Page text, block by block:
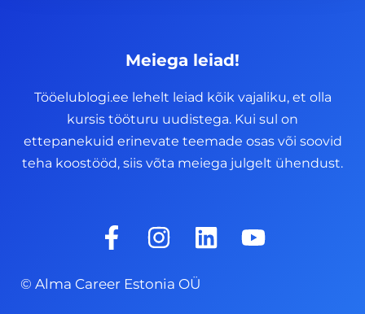
Meiega leiad!
Tööelublogi.ee lehelt leiad kõik vajaliku, et olla
kursis tööturu uudistega. Kui sul on
ettepanekuid erinevate teemade osas või soovid
teha koostööd, siis võta meiega julgelt ühendust.
F
a
e
I
n
s
t
L
i
Y
o
© Alma Career Estonia OÜ